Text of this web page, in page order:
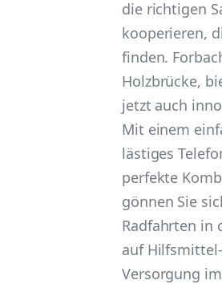
die richtigen
kooperieren,
finden.
Holzbrücke,
jetzt auch
Mit einem
lästiges
perfekte
gönnen Sie
Radfahrten in
auf
Versorgung